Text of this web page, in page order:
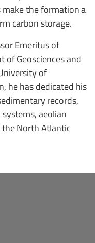
make the formation a
carbon storage.
Emeritus of
of Geosciences and
of
he has dedicated his
records,
aeolian
North Atlantic